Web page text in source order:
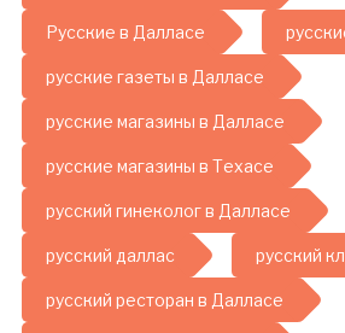
Русские в Далласе
русские газеты в Далласе
русские магазины в Далласе
русские магазины в Техасе
русский гинеколог в Далласе
русский даллас русский
русский ресторан в Далласе